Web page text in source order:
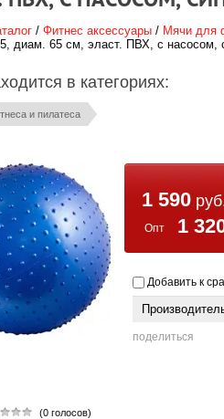
/ Фитнес аксессуары/ Мячи для
диам. 65 см, эласт. ПВХ, с насосом,
в категориях:
и пилатеса
(0 голосов)
1 590
1
Добавить к
поделиться